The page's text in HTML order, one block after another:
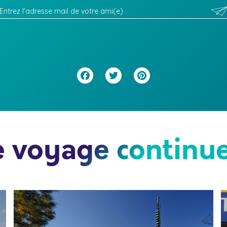
Facebook
Twitter
voyage